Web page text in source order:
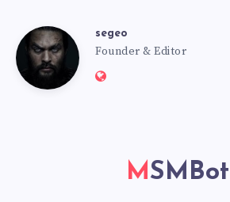
segeo segeo
Founder & Editor
Website:
MSMBot